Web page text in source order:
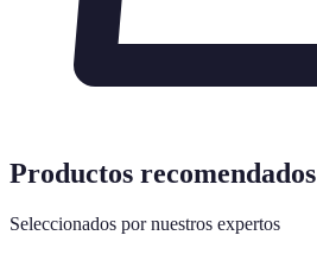
Productos recomendados
Seleccionados por nuestros expertos